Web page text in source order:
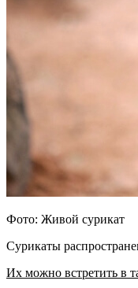
Фото: Живой сурикат
Сурикаты
Их можно встретить в